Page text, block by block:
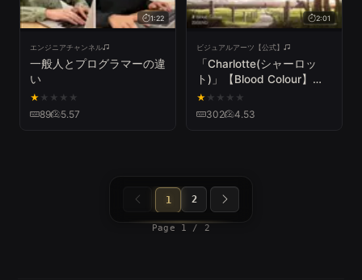
1:22
エンジニアチャンネル
一般人とプログラマーの違
い
★ ★ ★ ★ ★
89 5.57
2:01
ビジュアルアーツ【公式】
「Charlotte(シャーロッ
ト)」【Blood Colour】試
聴動画
★ ★ ★ ★ ★
302 4.53
1 2
Page 1 / 2